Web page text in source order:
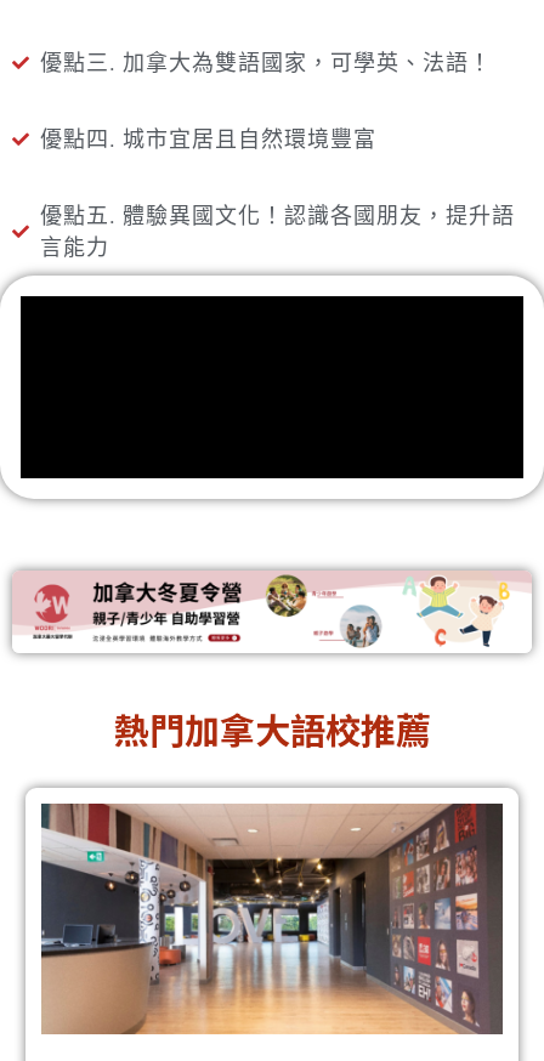
優點三. 加拿大為雙語國家，可學英、法語！
優點四. 城市宜居且自然環境豐富
優點五. 體驗異國文化！認識各國朋友，提升語
言能力
熱門加拿大語校推薦